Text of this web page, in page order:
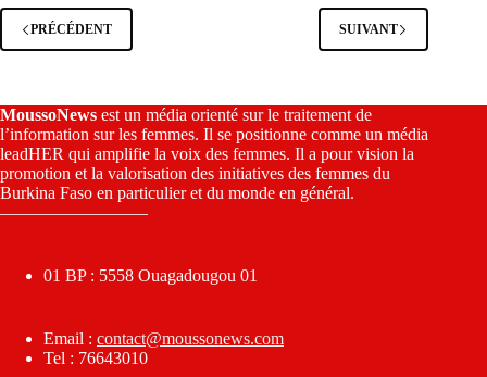
PRÉCÉDENT SUIVANT
MoussoNews est un média orienté sur le traitement de
l’information sur les femmes. Il se positionne comme un média
leadHER qui amplifie la voix des femmes. Il a pour vision la
promotion et la valorisation des initiatives des femmes du
Burkina Faso en particulier et du monde en général.
————————–
01 BP : 5558 Ouagadougou 01
Email : contact@moussonews.com
Tel : 76643010